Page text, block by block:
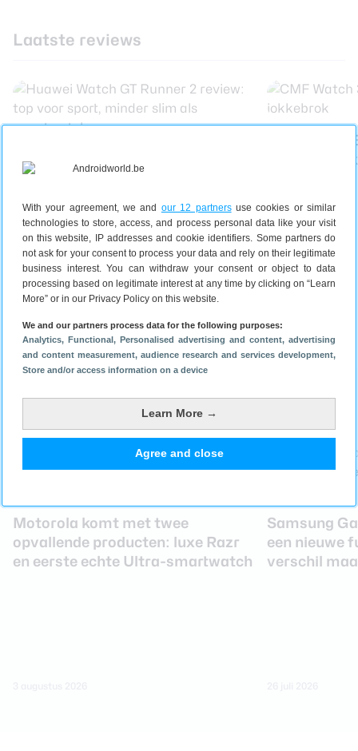
With your agreement, we and our 12 partnersuse cookies or similar
technologies to store, access, and process personal data like your visit
on this website, IP addresses and cookie identifiers. Some partners do
not ask for your consent to process your data and rely on their legitimate
business interest. You can withdraw your consent or object to data
processing based on legitimate interest at any time by clicking on “Learn
More” or in our Privacy Policy on this website.
We and our partners process data for the following purposes:
Analytics, Functional, Personalised advertising and content, advertising
and content measurement, audience research and services development,
Store and/or access information on a device
Learn More →
Agree and close
Laatste reviews
Huawei Watch GT Runner 2
review: top voor sport, minder
21 april 2026
CMF
kleurrijke
3 november 2025
Laatste nieuws
Motorola komt met twee
opvallende producten: luxe Razr
en eerste echte Ultra-smartwatch
Samsung
een nieuwe
verschil